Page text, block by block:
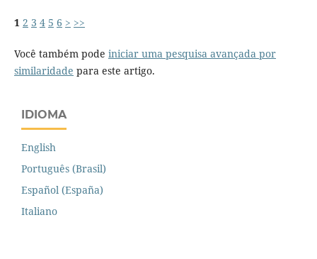
1 2 3 4 5 6 > >>
Você também pode iniciar uma pesquisa avançada por
similaridade para este artigo.
IDIOMA
English
Português (Brasil)
Español (España)
Italiano